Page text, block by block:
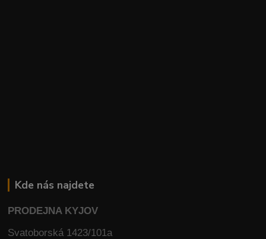
Kde nás najdete
PRODEJNA KYJOV
Svatoborská 1423/101a